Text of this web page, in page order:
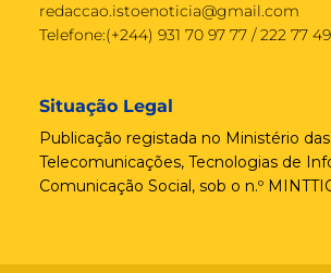
redaccao.istoenoticia@gmail.com
Telefone:(+244) 931 70 97 77 / 222 77
Situação Legal
Publicação registada no Ministério das
Telecomunicações, Tecnologias de
Comunicação Social, sob o n.º